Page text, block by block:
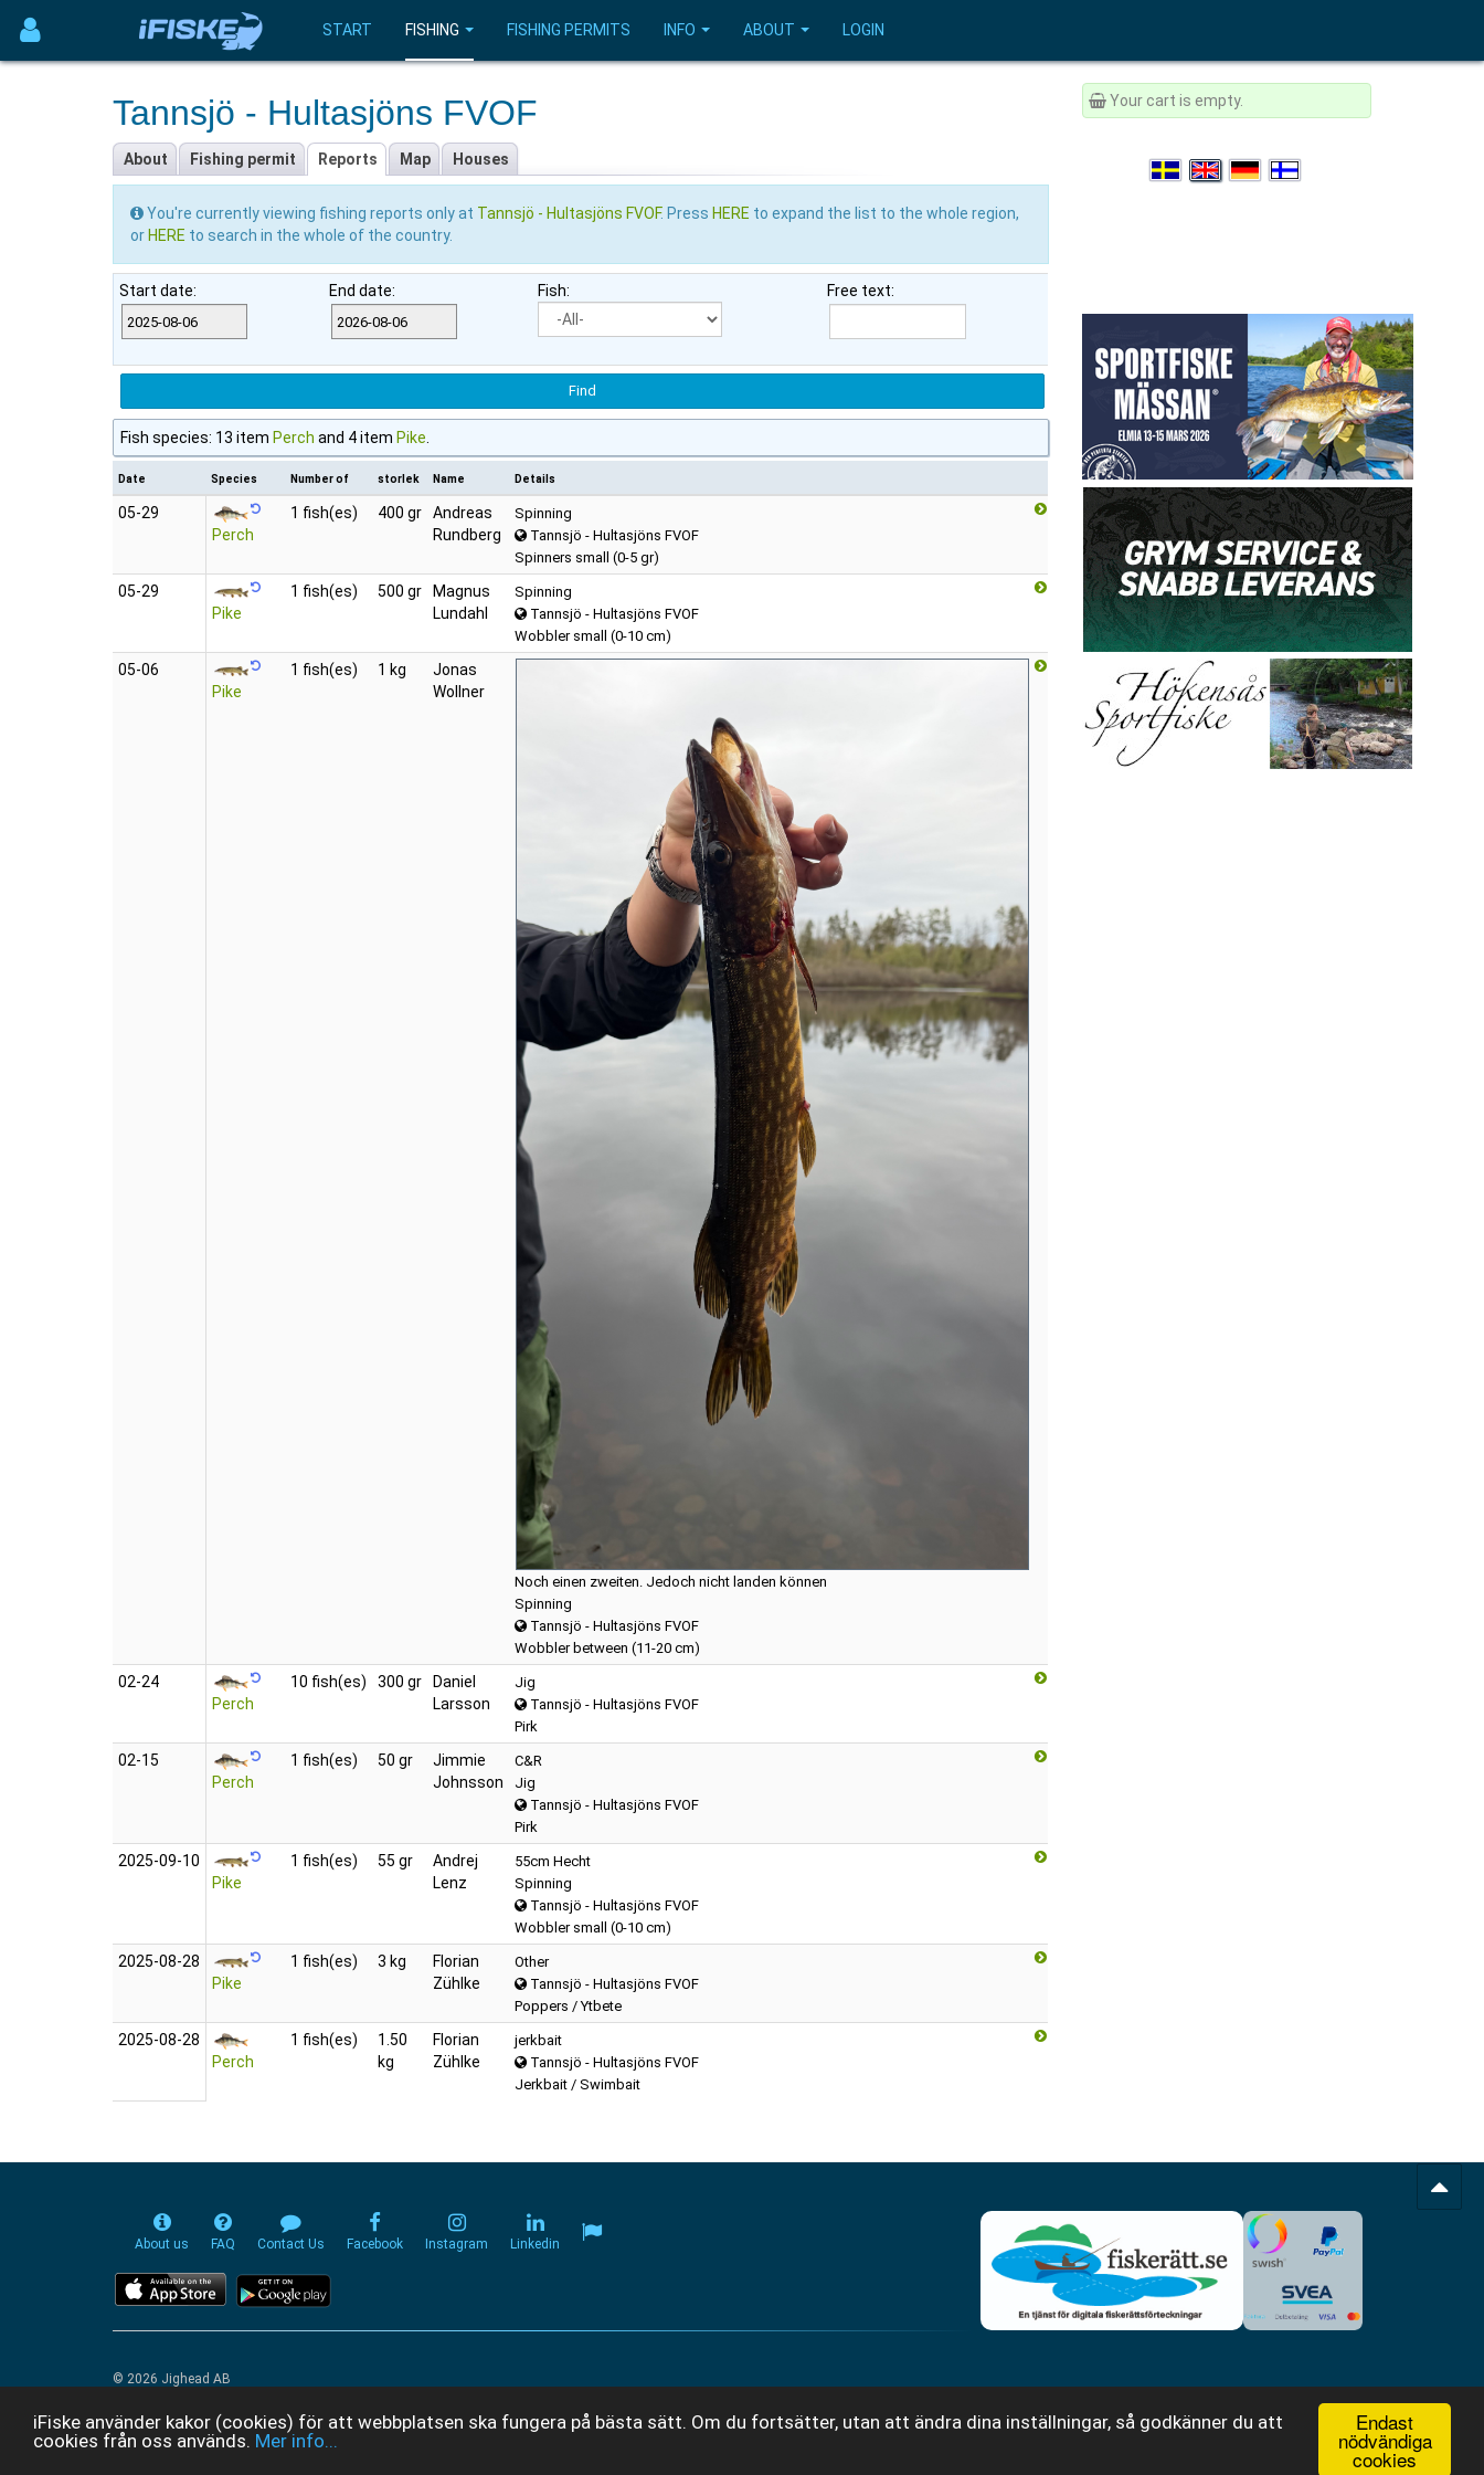
Endast
nödvändiga
cookies
iFiske använder kakor (cookies) för att webbplatsen ska fungera på bästa sätt. Om du fortsätter, utan att ändra dina inställningar, så godkänner du att
cookies från oss används. Mer info...
START FISHING FISHING PERMITS INFO ABOUT LOGIN
Tannsjö - Hultasjöns FVOF
About Fishing permit Reports Map Houses
You're currently viewing fishing reports only at Tannsjö - Hultasjöns FVOF. Press HERE to expand the list to the whole region,
or HERE to search in the whole of the country.
Start date: End date: Fish: Free text:
Fish species: 13 item Perch and 4 item Pike
Date Species Number of storlek Name Details
05‑29
Perch
1 fish(es) 400 gr
Andreas
Rundberg
Spinning
Tannsjö - Hultasjöns FVOF
Spinners small (0-5 gr)
05‑29
Pike
1 fish(es) 500 gr
Magnus
Lundahl
Spinning
Tannsjö - Hultasjöns FVOF
Wobbler small (0-10 cm)
05‑06
Pike
1 fish(es) 1 kg
Jonas
Wollner
Noch einen zweiten. Jedoch nicht landen können
Spinning
Tannsjö - Hultasjöns FVOF
Wobbler between (11-20 cm)
02‑24
Perch
10 fish(es) 300 gr
Daniel
Larsson
Jig
Tannsjö - Hultasjöns FVOF
Pirk
02‑15
Perch
1 fish(es) 50 gr
Jimmie
Johnsson
C&R
Jig
Tannsjö - Hultasjöns FVOF
Pirk
2025‑09‑10
Pike
1 fish(es) 55 gr
Andrej
Lenz
55cm Hecht
Spinning
Tannsjö - Hultasjöns FVOF
Wobbler small (0-10 cm)
2025‑08‑28
Pike
1 fish(es) 3 kg
Florian
Zühlke
Other
Tannsjö - Hultasjöns FVOF
Poppers / Ytbete
2025‑08‑28
Perch
1 fish(es)
1.50
kg
Florian
Zühlke
jerkbait
Tannsjö - Hultasjöns FVOF
Jerkbait / Swimbait
Your cart is empty.
About us FAQ Contact Us Facebook Instagram Linkedin
© 2026 Jighead AB